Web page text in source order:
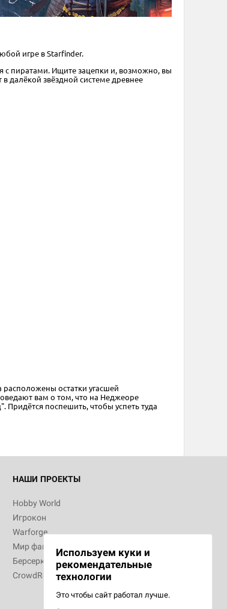
игре в Starfinder.
с пиратами. Ищите зацепки и, возможно, вы
далёкой звёздной системе древнее
расположены остатки угасшей
вам о том, что на Неджеоре
Придётся поспешить, чтобы успеть туда
НАШИ ПРОЕКТЫ
Hobby World
Игрокон
Warforge
Мир фантастики
Берсерк
CrowdRepublic
Используем куки и
рекомендательные
технологии
Это чтобы сайт работал лучше.